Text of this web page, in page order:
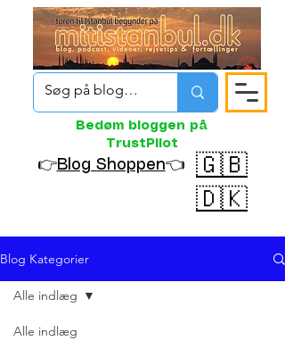
Bedøm bloggen på
TrustPilot
👉Blog Shoppen👈
🇬🇧
🇩🇰
Blog Kategorier
Alle indlæg
Alle indlæg